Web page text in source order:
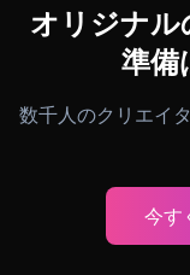
オリジナ
準備
数千人のクリエイ
今す